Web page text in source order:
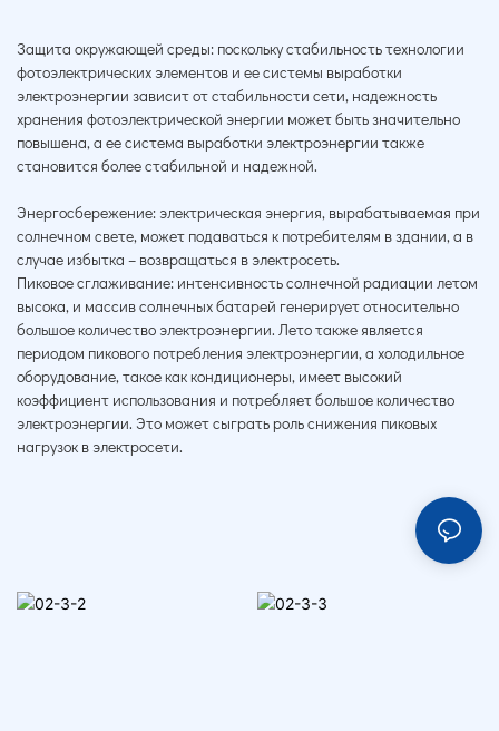
Защита окружающей среды: поскольку стабильность технологии
фотоэлектрических элементов и ее системы выработки
электроэнергии зависит от стабильности сети, надежность
хранения фотоэлектрической энергии может быть значительно
повышена, а ее система выработки электроэнергии также
становится более стабильной и надежной.
Энергосбережение: электрическая энергия, вырабатываемая при
солнечном свете, может подаваться к потребителям в здании, а в
случае избытка – возвращаться в электросеть.
Пиковое сглаживание: интенсивность солнечной радиации летом
высока, и массив солнечных батарей генерирует относительно
большое количество электроэнергии. Лето также является
периодом пикового потребления электроэнергии, а холодильное
оборудование, такое как кондиционеры, имеет высокий
коэффициент использования и потребляет большое количество
электроэнергии. Это может сыграть роль снижения пиковых
нагрузок в электросети.